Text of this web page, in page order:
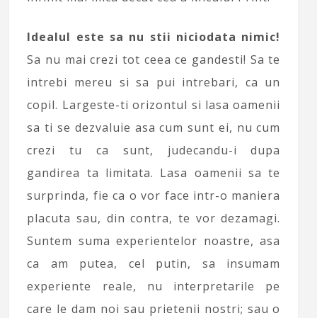
Idealul este sa nu stii niciodata nimic!
Sa nu mai crezi tot ceea ce gandesti! Sa te
intrebi mereu si sa pui intrebari, ca un
copil. Largeste-ti orizontul si lasa oamenii
sa ti se dezvaluie asa cum sunt ei, nu cum
crezi tu ca sunt, judecandu-i dupa
gandirea ta limitata. Lasa oamenii sa te
surprinda, fie ca o vor face intr-o maniera
placuta sau, din contra, te vor dezamagi.
Suntem suma experientelor noastre, asa
ca am putea, cel putin, sa insumam
experiente reale, nu interpretarile pe
care le dam noi sau prietenii nostri; sau o